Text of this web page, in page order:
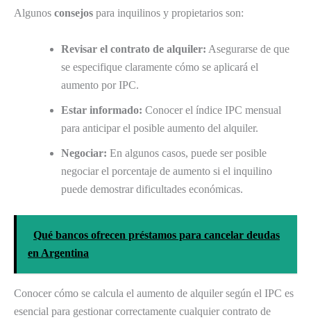
Algunos consejos para inquilinos y propietarios son:
Revisar el contrato de alquiler: Asegurarse de que
se especifique claramente cómo se aplicará el
aumento por IPC.
Estar informado: Conocer el índice IPC mensual
para anticipar el posible aumento del alquiler.
Negociar: En algunos casos, puede ser posible
negociar el porcentaje de aumento si el inquilino
puede demostrar dificultades económicas.
Qué bancos ofrecen préstamos para cancelar deudas
en Argentina
Conocer cómo se calcula el aumento de alquiler según el IPC es
esencial para gestionar correctamente cualquier contrato de